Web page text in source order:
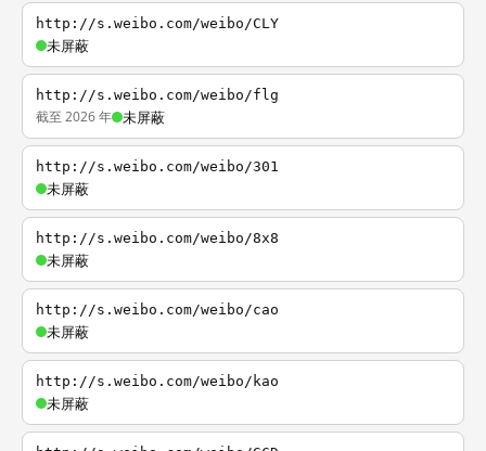
http://s.weibo.com/weibo/CLY
未屏蔽
http://s.weibo.com/weibo/flg
截至 2026 年 未屏蔽
http://s.weibo.com/weibo/301
未屏蔽
http://s.weibo.com/weibo/8x8
未屏蔽
http://s.weibo.com/weibo/cao
未屏蔽
http://s.weibo.com/weibo/kao
未屏蔽